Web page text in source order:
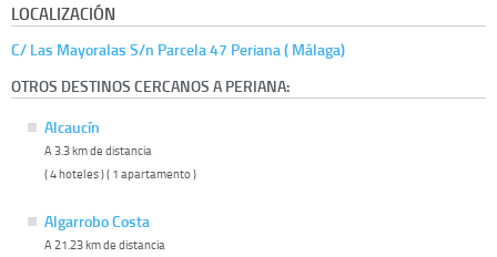
LOCALIZACIÓN
C/ Las Mayoralas S/n Parcela 47 Periana ( Málaga)
OTROS DESTINOS CERCANOS A PERIANA:
Alcaucín
A 3.3 km de distancia
( 4 hoteles ) ( 1 apartamento )
Algarrobo Costa
A 21.23 km de distancia